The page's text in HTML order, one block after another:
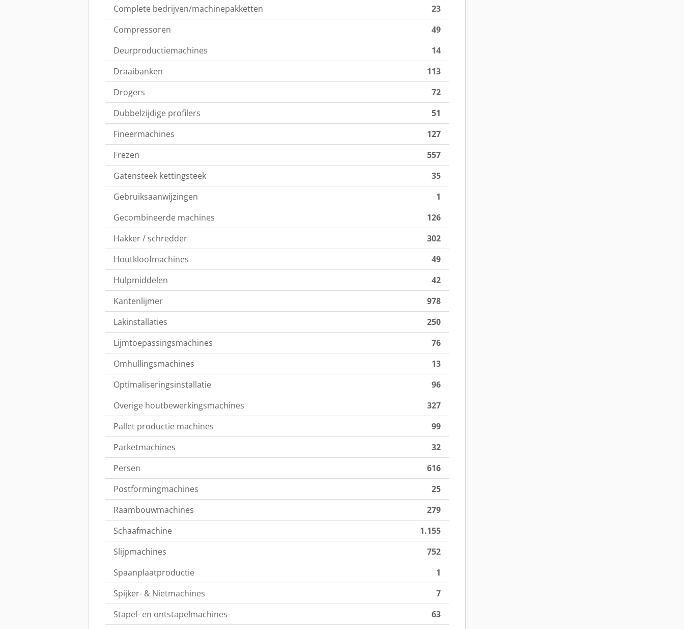
Complete bedrijven/machinepakketten
23
Compressoren
49
Deurproductiemachines
14
Draaibanken
113
Drogers
72
Dubbelzijdige profilers
51
Fineermachines
127
Frezen
557
Gatensteek kettingsteek
35
Gebruiksaanwijzingen
1
Gecombineerde machines
126
Hakker / schredder
302
Houtkloofmachines
49
Hulpmiddelen
42
Kantenlijmer
978
Lakinstallaties
250
Lijmtoepassingsmachines
76
Omhullingsmachines
13
Optimaliseringsinstallatie
96
Overige houtbewerkingsmachines
327
Pallet productie machines
99
Parketmachines
32
Persen
616
Postformingmachines
25
Raambouwmachines
279
Schaafmachine
1.155
Slijpmachines
752
Spaanplaatproductie
1
Spijker- & Nietmachines
7
Stapel- en ontstapelmachines
63